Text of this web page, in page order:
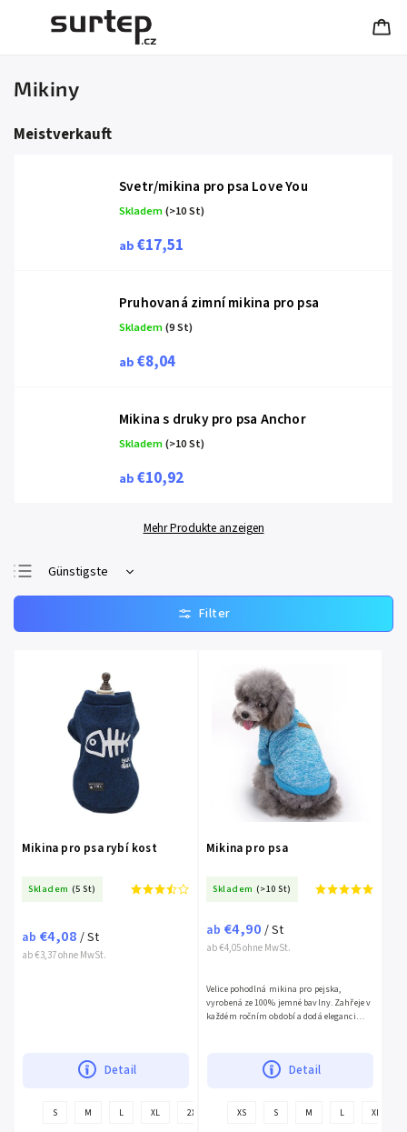
Mikiny
Meistverkauft
Svetr/mikina pro psa Love You
Skladem(>10 St)
ab €17,51
Pruhovaná zimní mikina pro psa
Skladem(9 St)
ab €8,04
Mikina s druky pro psa Anchor
Skladem(>10 St)
ab €10,92
Mehr Produkte anzeigen
Meistverkauft
Günstigste
Teuerste
Mikina pro psa rybí kost
Skladem (5 St)
ab €3,37 ohne MwSt.
ab €4,08 / St
Detail
S M L XL 2XL
weitere
Mikina pro psa
Skladem (>10 St)
ab €4,05 ohne MwSt.
ab €4,90 / St
Detail
Velice pohodlná mikina pro pejska,
vyrobená ze 100% jemné bavlny. Zahřeje v
každém ročním období a dodá eleganci
XS S M L XL